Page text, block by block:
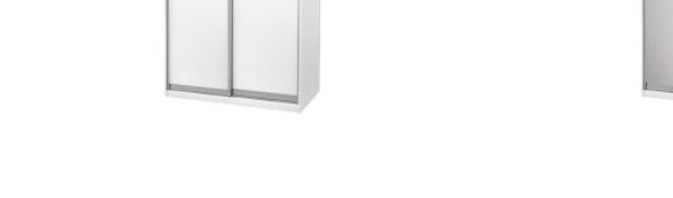
neexistují žádné specifické požadavky na tvar a design nábytku, ale měly
a být funkční; např. hrubý, industriální, moderní minimalistický, starožitný